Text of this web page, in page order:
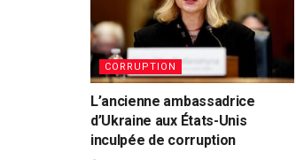
CORRUPTION
L’ancienne ambassadrice
d’Ukraine aux États-Unis
inculpée de corruption